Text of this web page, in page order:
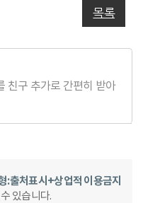
목록
친구 추가로 간편히 받아
:출처표시+상업적 이용금지
있습니다.